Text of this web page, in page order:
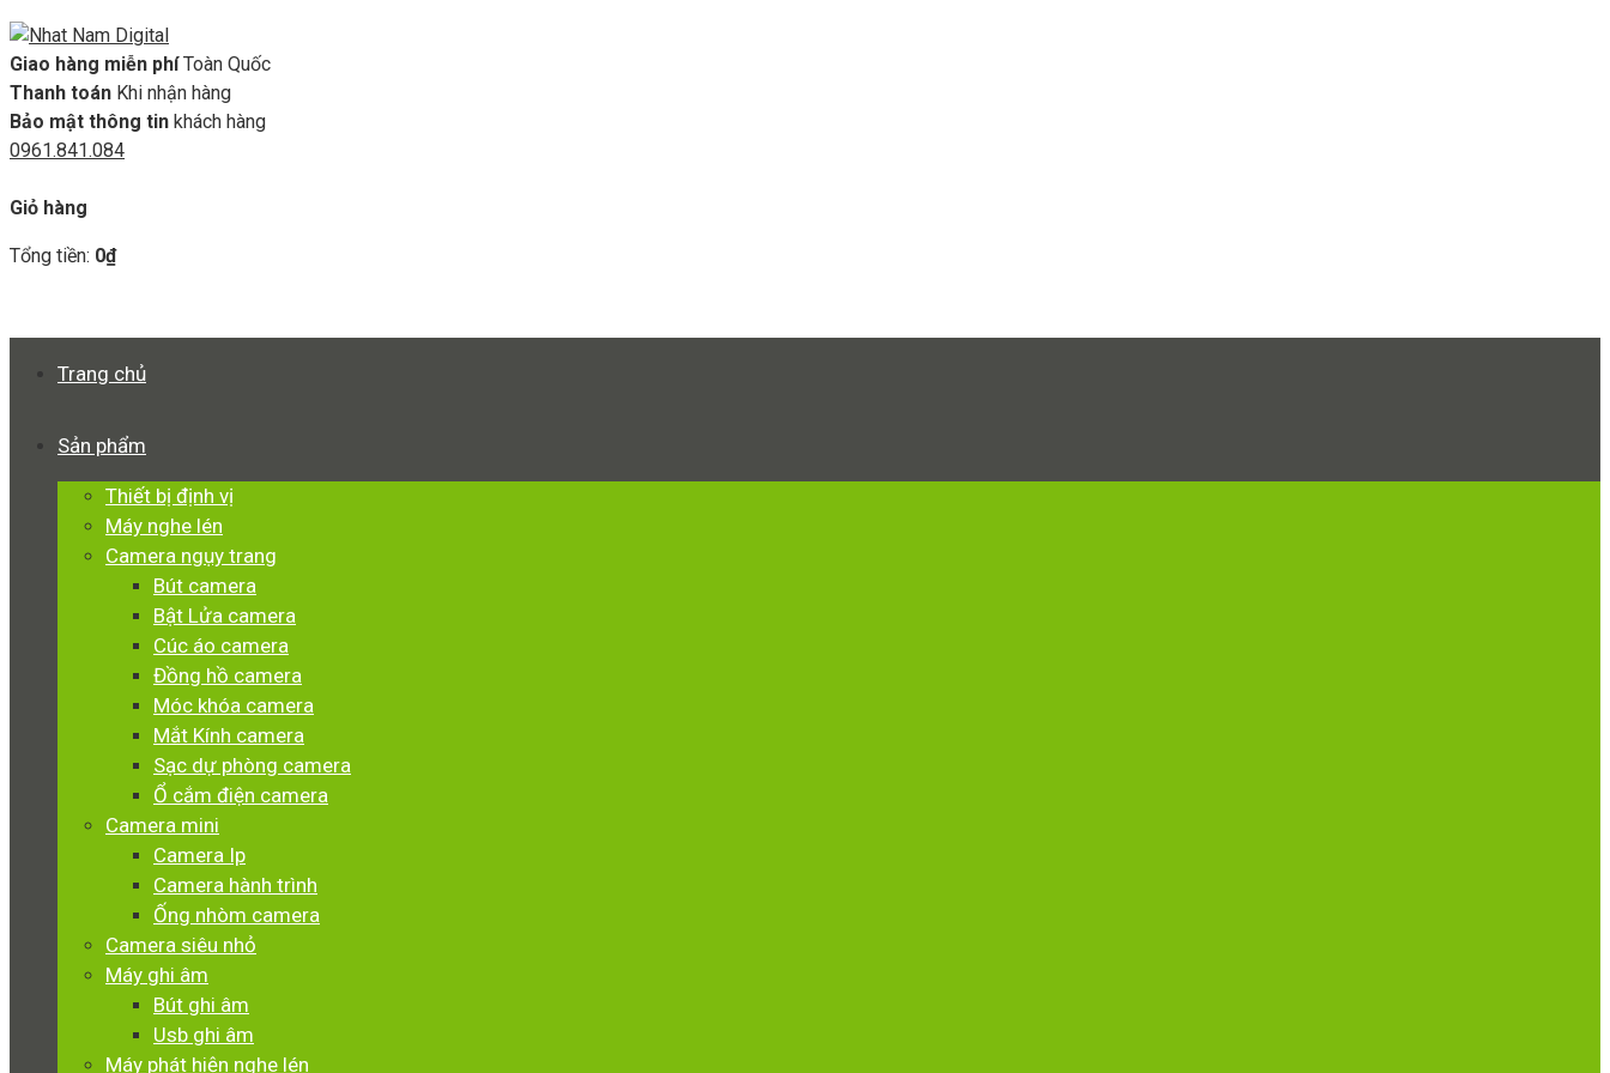
Giao hàng miễn phí Toàn Quốc
Thanh toán Khi nhận hàng
Bảo mật thông tin khách hàng
0961.841.084
Giỏ hàng
Tổng tiền: 0₫
Trang chủ
Sản phẩm
Thiết bị định vị
Máy nghe lén
Camera ngụy trang
Bút camera
Bật Lửa camera
Cúc áo camera
Đồng hồ camera
Móc khóa camera
Mắt Kính camera
Sạc dự phòng camera
Ổ cắm điện camera
Camera mini
Camera Ip
Camera hành trình
Ống nhòm camera
Camera siêu nhỏ
Máy ghi âm
Bút ghi âm
Usb ghi âm
Máy phát hiện nghe lén